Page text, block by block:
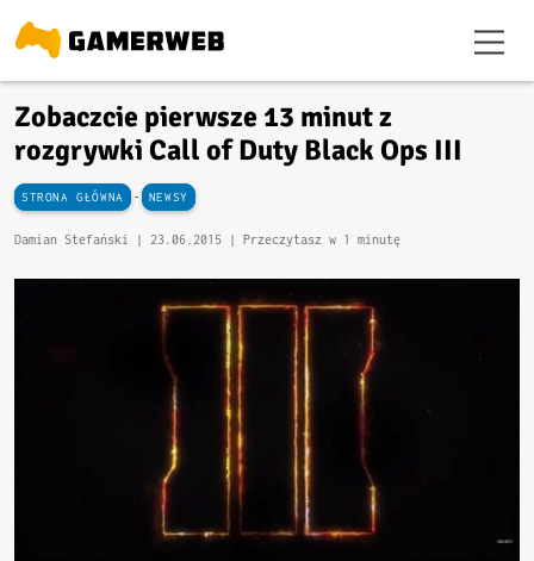
Zobaczcie pierwsze 13 minut z
rozgrywki Call of Duty Black Ops III
STRONA GŁÓWNA - NEWSY
Damian Stefański | 23.06.2015 | Przeczytasz w 1 minutę